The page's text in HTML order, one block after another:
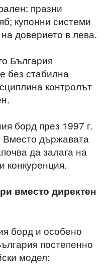
празни
купонни системи
доверието в лева.
България
без стабилна
контролът
борд през 1997 г.
държавата
да залага на
конкуренция.
вместо директен
борд и особено
постепенно
модел: